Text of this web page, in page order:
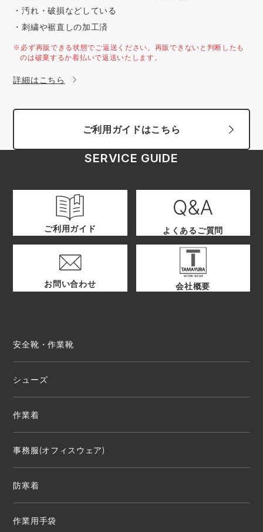
・汚れ・破損などしている
・刺繍や裾直しの加工済
※必ず再販できる状態でご返送ください。再販できないと判断したも
のは破棄するか着払いで返送いたします。
詳細はこちら
ご利用ガイドはこちら
SERVICE GUIDE
ご利用ガイド よくあるご質問
お問い合わせ 会社概要
安全靴・作業靴
シューズ
作業着
事務服(オフィスウェア)
防寒着
作業用手袋